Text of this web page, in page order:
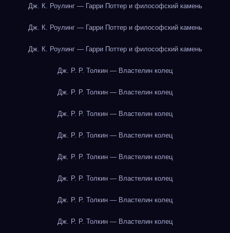
Дж. К. Роулинг — Гарри Поттер и философский камень
Дж. К. Роулинг — Гарри Поттер и философский камень
Дж. К. Роулинг — Гарри Поттер и философский камень
Дж. Р. Р. Толкин — Властелин колец
Дж. Р. Р. Толкин — Властелин колец
Дж. Р. Р. Толкин — Властелин колец
Дж. Р. Р. Толкин — Властелин колец
Дж. Р. Р. Толкин — Властелин колец
Дж. Р. Р. Толкин — Властелин колец
Дж. Р. Р. Толкин — Властелин колец
Дж. Р. Р. Толкин — Властелин колец